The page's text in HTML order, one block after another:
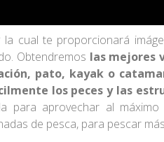
la cual te proporcionará
Obtendremos las mejores
pato, kayak o
los peces y las
para aprovechar al
de pesca, para pescar